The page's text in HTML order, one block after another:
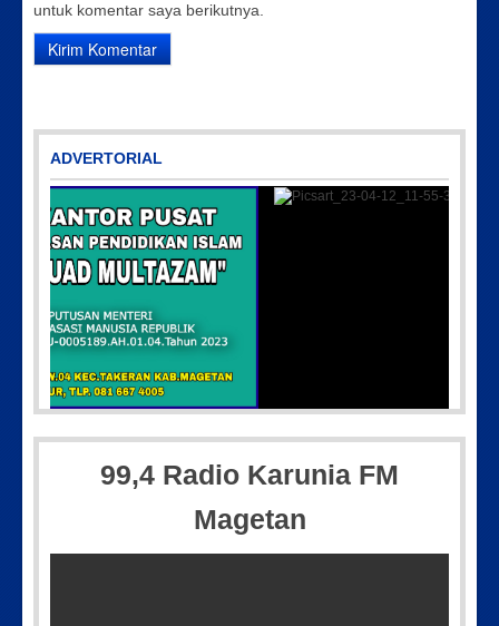
untuk komentar saya berikutnya.
ADVERTORIAL
15-097 Picsart_23-04-12_11-55-35-604
99,4 Radio Karunia FM
Magetan